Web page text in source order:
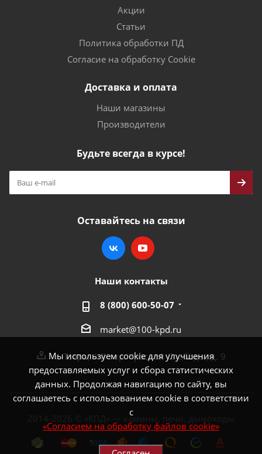
Мы используем cookie для улучшения
предоставляемых услуг и сбора статистических
данных. Продолжая навигацию по сайту, вы
соглашаетесь с использованием cookie в соответствии
с
«Согласием на обработку файлов cookie»
Акции
Статьи
Политика обработки ПД
Согласие на обработку Cookie
Доставка и оплата
Наши магазины
Производители
Будьте всегда в курсе!
Оставайтесь на связи
Наши контакты
8 (800) 600-50-07
market@100-kpd.ru
г. Тверь, 4-й пер. Красной Слободы, д. 9
2014-2026 © «КПД» — камины, печи, дымоходы